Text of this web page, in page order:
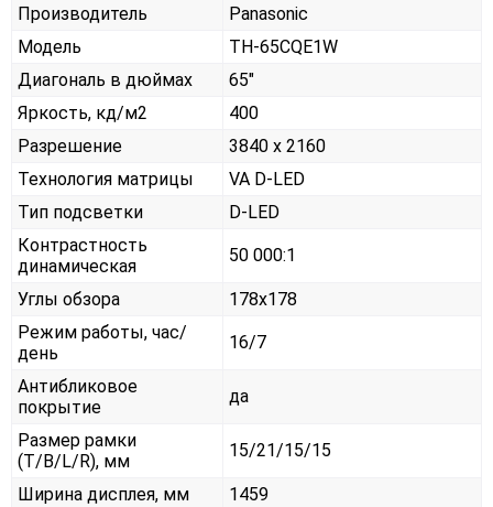
Производитель
Panasonic
Модель
TH-65CQE1W
Диагональ в дюймах
65"
Яркость, кд/м2
400
Разрешение
3840 x 2160
Технология матрицы
VA D-LED
Тип подсветки
D-LED
Контрастность
динамическая
50 000:1
Углы обзора
178x178
Режим работы, час/
день
16/7
Антибликовое
покрытие
да
Размер рамки
(T/B/L/R), мм
15/21/15/15
Ширина дисплея, мм
1459